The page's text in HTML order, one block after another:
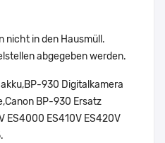
nicht in den Hausmüll.
abgegeben werden.
930 Digitalkamera
BP-930 Ersatz
ES4000 ES410V ES420V